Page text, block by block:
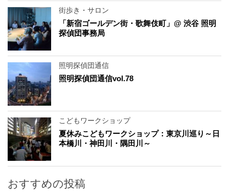
街歩き・サロン
「新宿ゴールデン街・歌舞伎町」@ 渋谷 照明
探偵団事務局
照明探偵団通信
照明探偵団通信vol.78
こどもワークショップ
夏休みこどもワークショップ：東京川巡り～日
本橋川・神田川・隅田川～
おすすめの投稿